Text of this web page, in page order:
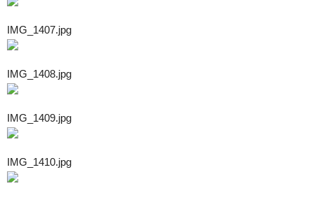
IMG_1407.jpg
IMG_1408.jpg
IMG_1409.jpg
IMG_1410.jpg